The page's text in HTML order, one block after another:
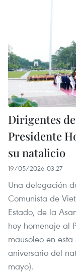
Dirigentes
Presidente
su natalicio
19/05/2026 03:27
Una delegación
Comunista de
Estado, de la
hoy homenaje al
mausoleo en
aniversario del
mayo).